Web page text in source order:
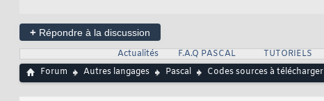
+ Répondre à la discussion
Actualités
F.A.Q PASCAL TUTORIELS
Forum
Autres langages Pascal Codes sources à télécharger